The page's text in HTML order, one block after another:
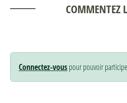
COMMENTEZ
Connectez-vouspour pouvoir